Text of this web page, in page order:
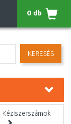
KERESÉS
0 db
Kéziszerszámok